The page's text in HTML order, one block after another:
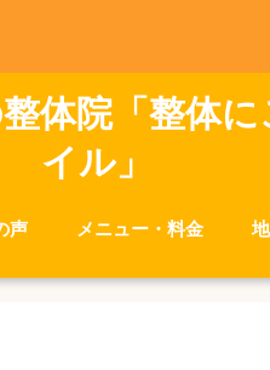
体院「整体
イル」
声 メニュー・料金